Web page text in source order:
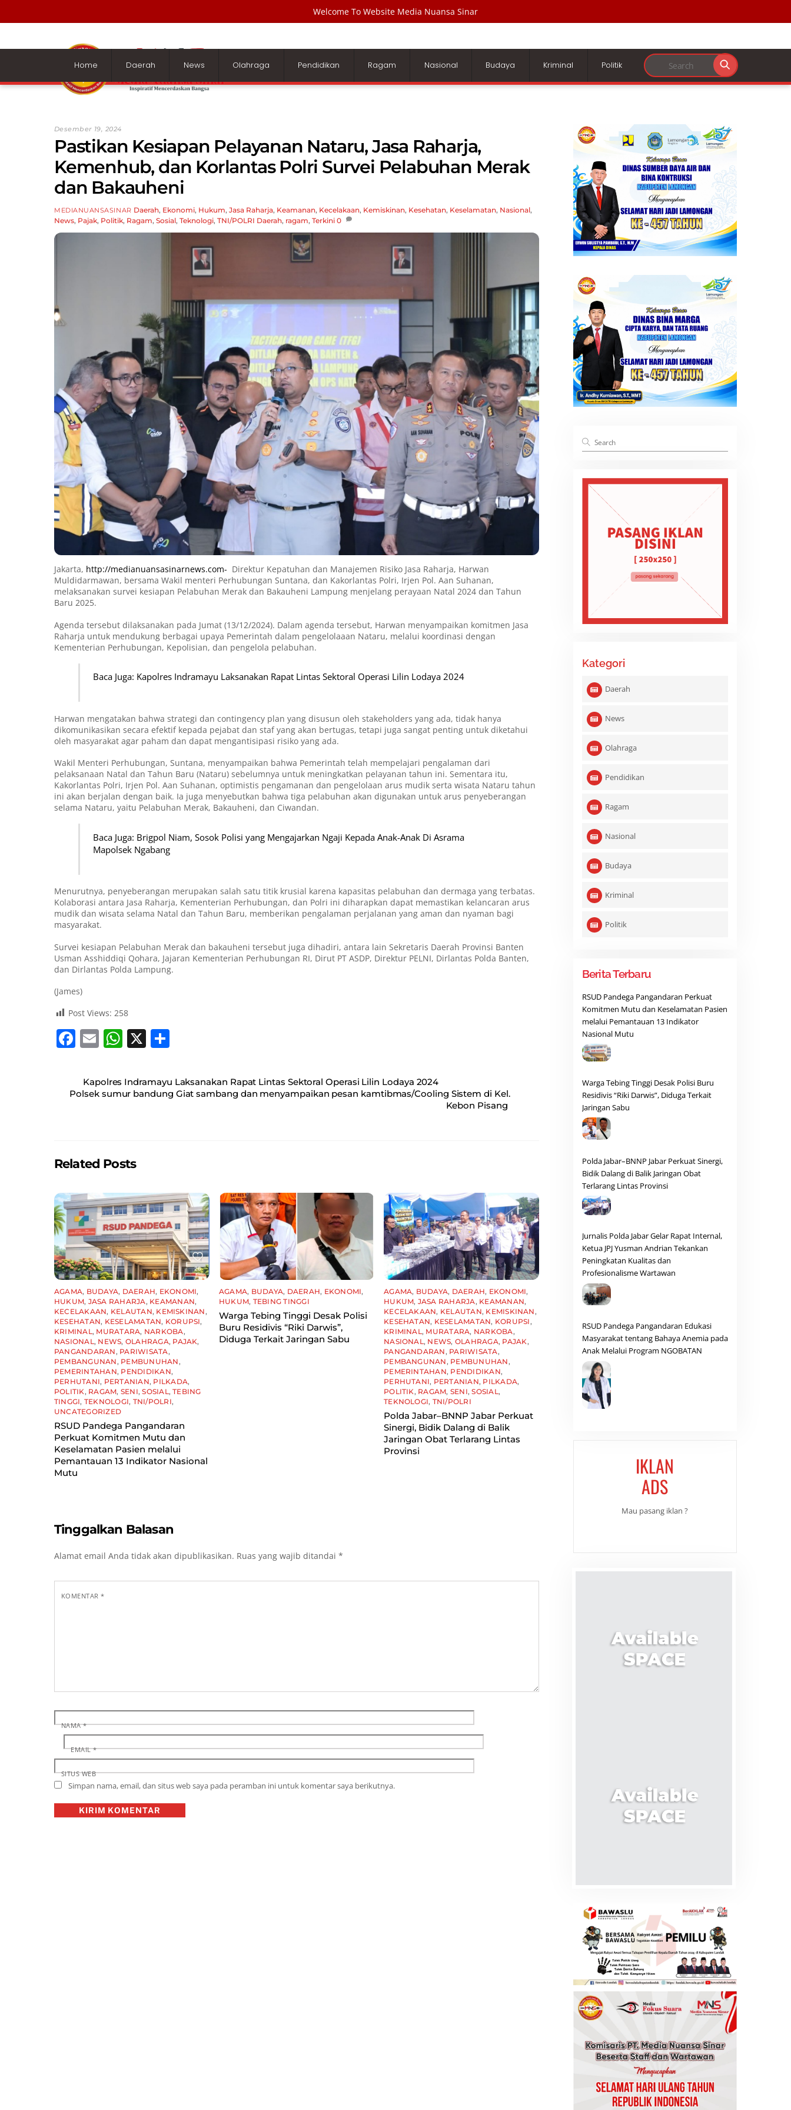
Welcome To Website Media Nuansa Sinar
content
Home
Daerah News Olahraga Pendidikan Ragam Nasional Budaya Kriminal Politik
Desember 19, 2024
Pastikan Kesiapan Pelayanan Nataru, Jasa Raharja,
Kemenhub, dan Korlantas Polri Survei Pelabuhan Merak
dan Bakauheni
MEDIANUANSASINAR Daerah, Ekonomi, Hukum, Jasa Raharja, Keamanan, Kecelakaan, Kemiskinan, Kesehatan, Keselamatan, Nasional,
News, Pajak, Politik, Ragam, Sosial, Teknologi, TNI/POLRI Daerah, ragam, Terkini 0
Jakarta, http://medianuansasinarnews.com- Direktur Kepatuhan dan Manajemen Risiko Jasa Raharja, Harwan
Muldidarmawan, bersama Wakil menteri Perhubungan Suntana, dan Kakorlantas Polri, Irjen Pol. Aan Suhanan,
melaksanakan survei kesiapan Pelabuhan Merak dan Bakauheni Lampung menjelang perayaan Natal 2024 dan Tahun
Baru 2025.
Agenda tersebut dilaksanakan pada Jumat (13/12/2024). Dalam agenda tersebut, Harwan menyampaikan komitmen Jasa
Raharja untuk mendukung berbagai upaya Pemerintah dalam pengelolaaan Nataru, melalui koordinasi dengan
Kementerian Perhubungan, Kepolisian, dan pengelola pelabuhan.
Baca Juga: Kapolres Indramayu Laksanakan Rapat Lintas Sektoral Operasi Lilin Lodaya 2024
Harwan mengatakan bahwa strategi dan contingency plan yang disusun oleh stakeholders yang ada, tidak hanya
dikomunikasikan secara efektif kepada pejabat dan staf yang akan bertugas, tetapi juga sangat penting untuk diketahui
oleh masyarakat agar paham dan dapat mengantisipasi risiko yang ada.
Wakil Menteri Perhubungan, Suntana, menyampaikan bahwa Pemerintah telah mempelajari pengalaman dari
pelaksanaan Natal dan Tahun Baru (Nataru) sebelumnya untuk meningkatkan pelayanan tahun ini. Sementara itu,
Kakorlantas Polri, Irjen Pol. Aan Suhanan, optimistis pengamanan dan pengelolaan arus mudik serta wisata Nataru tahun
ini akan berjalan dengan baik. Ia juga menyebutkan bahwa tiga pelabuhan akan digunakan untuk arus penyeberangan
selama Nataru, yaitu Pelabuhan Merak, Bakauheni, dan Ciwandan.
Baca Juga: Brigpol Niam, Sosok Polisi yang Mengajarkan Ngaji Kepada Anak-Anak Di Asrama
Mapolsek Ngabang
Menurutnya, penyeberangan merupakan salah satu titik krusial karena kapasitas pelabuhan dan dermaga yang terbatas.
Kolaborasi antara Jasa Raharja, Kementerian Perhubungan, dan Polri ini diharapkan dapat memastikan kelancaran arus
mudik dan wisata selama Natal dan Tahun Baru, memberikan pengalaman perjalanan yang aman dan nyaman bagi
masyarakat.
Survei kesiapan Pelabuhan Merak dan bakauheni tersebut juga dihadiri, antara lain Sekretaris Daerah Provinsi Banten
⁠Usman Asshiddiqi Qohara, ⁠Jajaran Kementerian Perhubungan RI, ⁠Dirut PT ASDP, ⁠Direktur PELNI, ⁠Dirlantas Polda Banten,
dan ⁠Dirlantas Polda Lampung.
(James)
Post Views: 258
F
c
e
k
E
ai
l
W
at
s
X
ar
e
Kapolres Indramayu Laksanakan Rapat Lintas Sektoral Operasi Lilin Lodaya 2024
Polsek sumur bandung Giat sambang dan menyampaikan pesan kamtibmas/Cooling Sistem di Kel.
Kebon Pisang
Related Posts
AGAMA, BUDAYA, DAERAH, EKONOMI,
HUKUM, JASA RAHARJA, KEAMANAN,
KECELAKAAN, KELAUTAN, KEMISKINAN,
KESEHATAN, KESELAMATAN, KORUPSI,
KRIMINAL, MURATARA, NARKOBA,
NASIONAL, NEWS, OLAHRAGA, PAJAK,
PANGANDARAN, PARIWISATA,
PEMBANGUNAN, PEMBUNUHAN,
PEMERINTAHAN, PENDIDIKAN,
PERHUTANI, PERTANIAN, PILKADA,
POLITIK, RAGAM, SENI,SOSIAL,TEBING
TINGGI, TEKNOLOGI, TNI/POLRI,
UNCATEGORIZED
RSUD Pandega Pangandaran
Perkuat Komitmen Mutu dan
Keselamatan Pasien melalui
Pemantauan 13 Indikator Nasional
Mutu
AGAMA, BUDAYA, DAERAH, EKONOMI,
HUKUM, TEBING TINGGI
Warga Tebing Tinggi Desak Polisi
Buru Residivis “Riki Darwis”,
Diduga Terkait Jaringan Sabu
AGAMA, BUDAYA, DAERAH, EKONOMI,
HUKUM, JASA RAHARJA, KEAMANAN,
KECELAKAAN, KELAUTAN, KEMISKINAN,
KESEHATAN, KESELAMATAN, KORUPSI,
KRIMINAL, MURATARA, NARKOBA,
NASIONAL, NEWS, OLAHRAGA, PAJAK,
PANGANDARAN, PARIWISATA,
PEMBANGUNAN, PEMBUNUHAN,
PEMERINTAHAN, PENDIDIKAN,
PERHUTANI, PERTANIAN, PILKADA,
POLITIK, RAGAM, SENI,SOSIAL,
TEKNOLOGI, TNI/POLRI
Polda Jabar–BNNP Jabar Perkuat
Sinergi, Bidik Dalang di Balik
Jaringan Obat Terlarang Lintas
Provinsi
Tinggalkan Balasan
Alamat email Anda tidak akan dipublikasikan. Ruas yang wajib ditandai *
KOMENTAR*
NAMA*
EMAIL*
SITUS WEB
Simpan nama, email, dan situs web saya pada peramban ini untuk komentar saya berikutnya.
Kategori
Daerah
News
Olahraga
Pendidikan
Ragam
Nasional
Budaya
Kriminal
Politik
Berita Terbaru
RSUD Pandega Pangandaran Perkuat
Komitmen Mutu dan Keselamatan Pasien
melalui Pemantauan 13 Indikator
Nasional Mutu
Warga Tebing Tinggi Desak Polisi Buru
Residivis “Riki Darwis”, Diduga Terkait
Jaringan Sabu
Polda Jabar–BNNP Jabar Perkuat Sinergi,
Bidik Dalang di Balik Jaringan Obat
Terlarang Lintas Provinsi
Jurnalis Polda Jabar Gelar Rapat Internal,
Ketua JPJ Yusman Andrian Tekankan
Peningkatan Kualitas dan
Profesionalisme Wartawan
RSUD Pandega Pangandaran Edukasi
Masyarakat tentang Bahaya Anemia pada
Anak Melalui Program NGOBATAN
IKLAN
ADS
Mau pasang iklan ?